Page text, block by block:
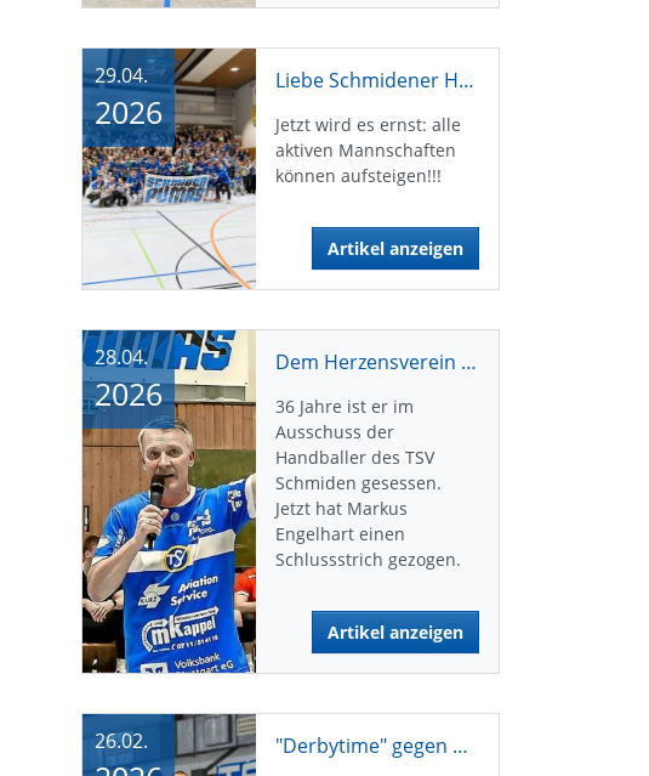
Liebe Schmidener Handballfreunde, liebe Freundeskreismitglieder !
Jetzt wird es ernst: alle
aktiven Mannschaften
können aufsteigen!!!
Artikel anzeigen
29.04.
2026
Dem Herzensverein viel zurückgegeben: „Es war eine super schöne Zeit“
36 Jahre ist er im
Ausschuss der
Handballer des TSV
Schmiden gesessen.
Jetzt hat Markus
Engelhart einen
Schlussstrich gezogen.
Artikel anzeigen
28.04.
2026
"Derbytime" gegen den SV Fellbach
26.02.